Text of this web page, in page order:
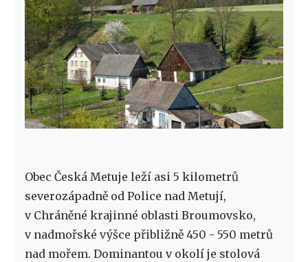
Obec Česká Metuje leží asi 5 kilometrů
severozápadně od Police nad Metují,
v Chráněné krajinné oblasti Broumovsko,
v nadmořské výšce přibližně 450 - 550 metrů
nad mořem. Dominantou v okolí je stolová